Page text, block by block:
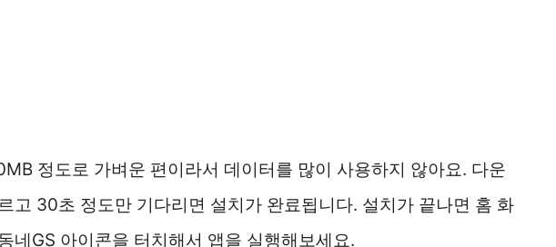
정도로 가벼운 편이라서 데이터를 많이 사용하지 않아요. 다운
고 30초 정도만 기다리면 설치가 완료됩니다. 설치가 끝나면 홈 화
네GS 아이콘을 터치해서 앱을 실행해보세요.